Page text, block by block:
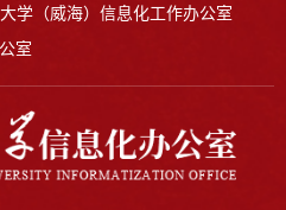
学（威海）信息化工作办公室
室